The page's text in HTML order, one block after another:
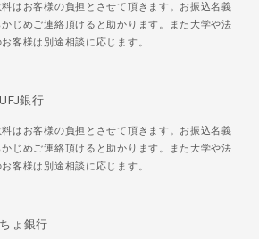
はお客様の負担とさせて頂きます。お振込名義
じめご連絡頂けると助かります。また大学や法
客様は別途相談に応じます。
銀行
はお客様の負担とさせて頂きます。お振込名義
じめご連絡頂けると助かります。また大学や法
客様は別途相談に応じます。
ょ銀行